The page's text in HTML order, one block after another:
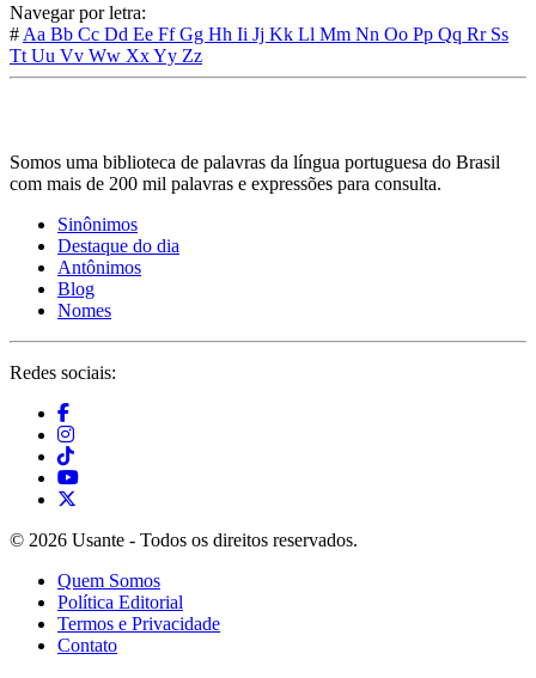
Navegar por letra:
# Aa Bb Cc Dd Ee FfGg Hh Ii Jj Kk Ll Mm Nn Oo Pp Qq Rr Ss
Tt Uu Vv Ww XxYy Zz
Somos uma biblioteca de palavras da língua portuguesa do Brasil
com mais de 200 mil palavras e expressões para consulta.
Sinônimos
Destaque do dia
Antônimos
Blog
Nomes
Redes sociais:
© 2026 Usante - Todos os direitos reservados.
Quem Somos
Política Editorial
Termos e Privacidade
Contato